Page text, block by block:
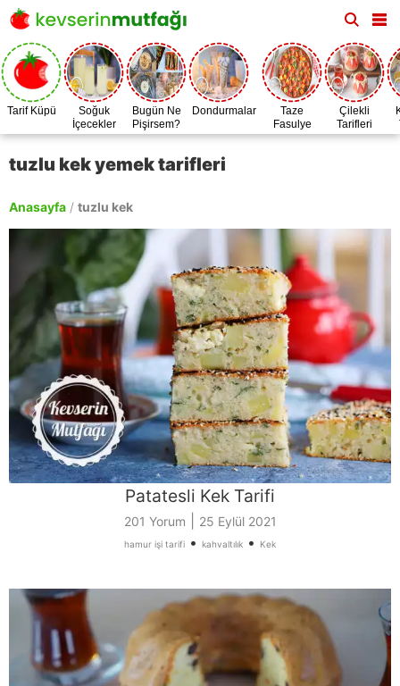
Tarif Küpü
Soğuk
İçecekler
Bugün Ne
Pişirsem?
Dondurmalar
Taze
Fasulye
Zamanı
Çilekli
Tarifleri
tuzlu kek yemek tarifleri
Anasayfa / tuzlu kek
Patatesli Kek Tarifi
201 Yorum 25 Eylül 2021
hamur işi tarifi • kahvaltılık • Kek